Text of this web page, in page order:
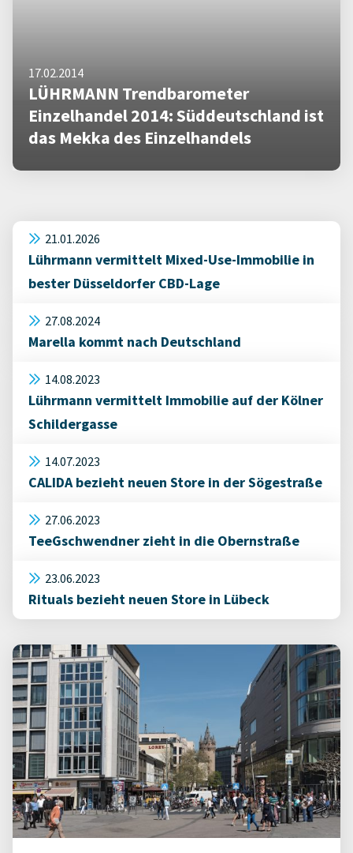
17.02.2014
LÜHRMANN Trendbarometer
Einzelhandel 2014: Süddeutschland ist
das Mekka des Einzelhandels
21.01.2026
Lührmann vermittelt Mixed-Use-Immobilie in
bester Düsseldorfer CBD-Lage
27.08.2024
Marella kommt nach Deutschland
14.08.2023
Lührmann vermittelt Immobilie auf der Kölner
Schildergasse
14.07.2023
CALIDA bezieht neuen Store in der Sögestraße
27.06.2023
TeeGschwendner zieht in die Obernstraße
23.06.2023
Rituals bezieht neuen Store in Lübeck